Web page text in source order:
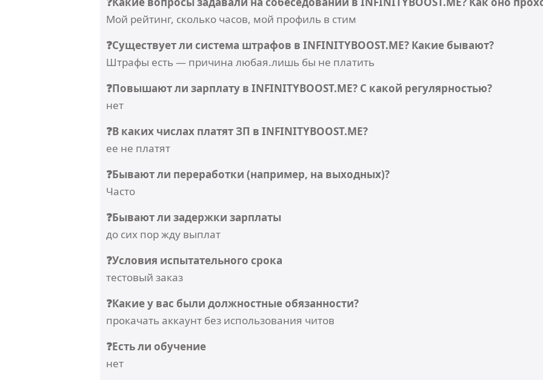
Мой рейтинг, сколько часов, мой профиль в стим
❓Существует ли система штрафов в INFINITYBOOST.ME? Какие бывают?
Штрафы есть — причина любая.лишь бы не платить
❓Повышают ли зарплату в INFINITYBOOST.ME? С какой регулярностью?
нет
❓В каких числах платят ЗП в INFINITYBOOST.ME?
ее не платят
❓Бывают ли переработки (например, на выходных)?
Часто
❓Бывают ли задержки зарплаты
до сих пор жду выплат
❓Условия испытательного срока
тестовый заказ
❓Какие у вас были должностные обязанности?
прокачать аккаунт без использования читов
❓Есть ли обучение
нет